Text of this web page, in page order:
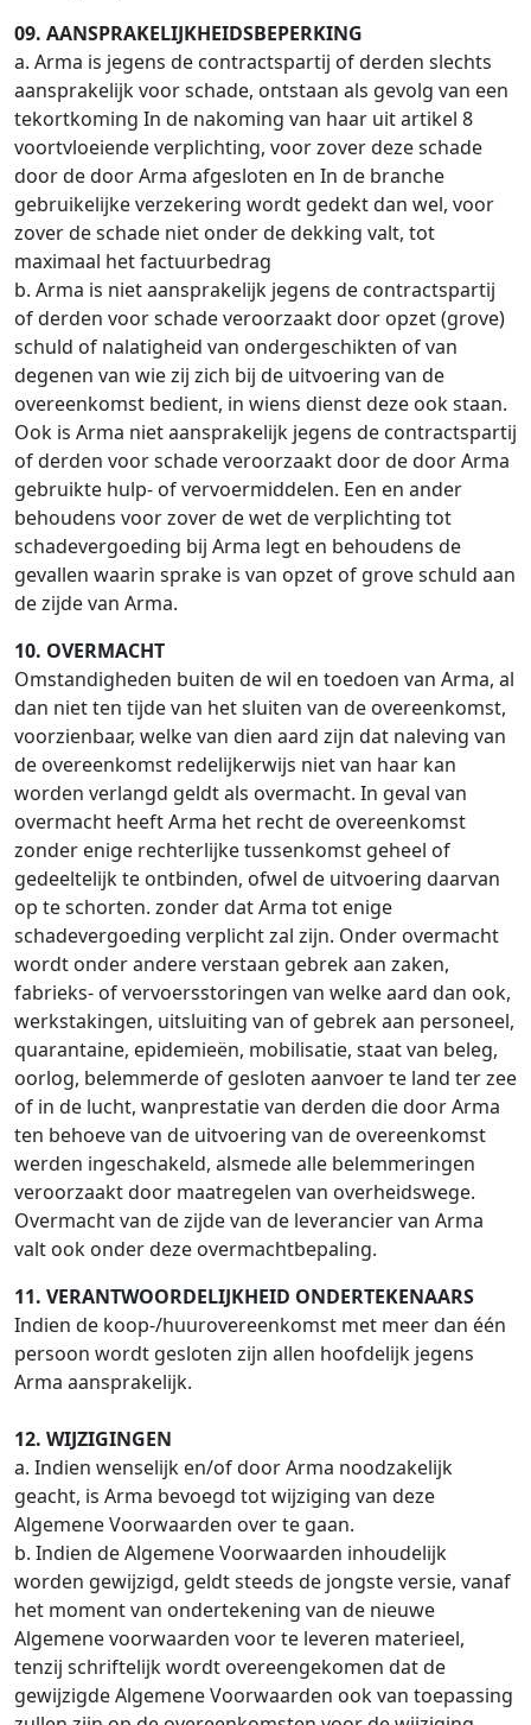
09. AANSPRAKELIJKHEIDSBEPERKING
a. Arma is jegens de contractspartij of derden slechts
aansprakelijk voor schade, ontstaan als gevolg van een
tekortkoming In de nakoming van haar uit artikel 8
voortvloeiende verplichting, voor zover deze schade
door de door Arma afgesloten en In de branche
gebruikelijke verzekering wordt gedekt dan wel, voor
zover de schade niet onder de dekking valt, tot
maximaal het factuurbedrag
b. Arma is niet aansprakelijk jegens de contractspartij
of derden voor schade veroorzaakt door opzet (grove)
schuld of nalatigheid van ondergeschikten of van
degenen van wie zij zich bij de uitvoering van de
overeenkomst bedient, in wiens dienst deze ook staan.
Ook is Arma niet aansprakelijk jegens de contractspartij
of derden voor schade veroorzaakt door de door Arma
gebruikte hulp- of vervoermiddelen. Een en ander
behoudens voor zover de wet de verplichting tot
schadevergoeding bij Arma legt en behoudens de
gevallen waarin sprake is van opzet of grove schuld aan
de zijde van Arma.
10. OVERMACHT
Omstandigheden buiten de wil en toedoen van Arma, al
dan niet ten tijde van het sluiten van de overeenkomst,
voorzienbaar, welke van dien aard zijn dat naleving van
de overeenkomst redelijkerwijs niet van haar kan
worden verlangd geldt als overmacht. In geval van
overmacht heeft Arma het recht de overeenkomst
zonder enige rechterlijke tussenkomst geheel of
gedeeltelijk te ontbinden, ofwel de uitvoering daarvan
op te schorten. zonder dat Arma tot enige
schadevergoeding verplicht zal zijn. Onder overmacht
wordt onder andere verstaan gebrek aan zaken,
fabrieks- of vervoersstoringen van welke aard dan ook,
werkstakingen, uitsluiting van of gebrek aan personeel,
quarantaine, epidemieën, mobilisatie, staat van beleg,
oorlog, belemmerde of gesloten aanvoer te land ter zee
of in de lucht, wanprestatie van derden die door Arma
ten behoeve van de uitvoering van de overeenkomst
werden ingeschakeld, alsmede alle belemmeringen
veroorzaakt door maatregelen van overheidswege.
Overmacht van de zijde van de leverancier van Arma
valt ook onder deze overmachtbepaling.
11. VERANTWOORDELIJKHEID ONDERTEKENAARS
Indien de koop-/huurovereenkomst met meer dan één
persoon wordt gesloten zijn allen hoofdelijk jegens
Arma aansprakelijk.
12. WIJZIGINGEN
a. Indien wenselijk en/of door Arma noodzakelijk
geacht, is Arma bevoegd tot wijziging van deze
Algemene Voorwaarden over te gaan.
b. Indien de Algemene Voorwaarden inhoudelijk
worden gewijzigd, geldt steeds de jongste versie, vanaf
het moment van ondertekening van de nieuwe
Algemene voorwaarden voor te leveren materieel,
tenzij schriftelijk wordt overeengekomen dat de
gewijzigde Algemene Voorwaarden ook van toepassing